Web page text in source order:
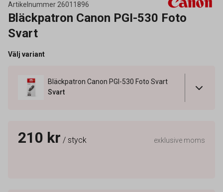
Artikelnummer 26011896
Bläckpatron Canon PGI-530 Foto
Svart
Välj variant
Bläckpatron Canon PGI-530 Foto Svart
Svart
210 kr / styck exklusive moms